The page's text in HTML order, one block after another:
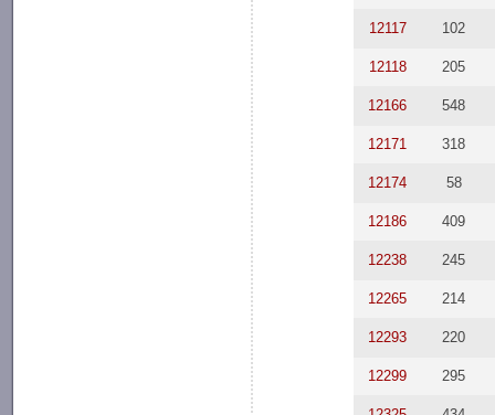
12117 102
12118 205
12166 548
12171 318
12174 58
12186 409
12238 245
12265 214
12293 220
12299 295